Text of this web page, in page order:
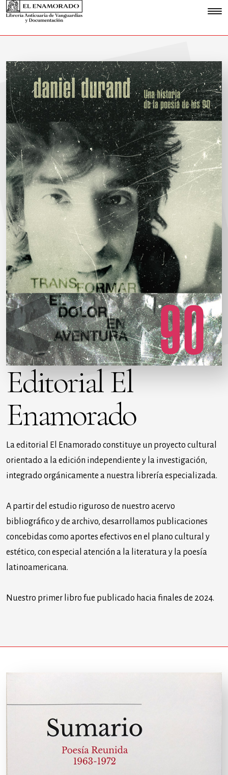
Editorial El
Enamorado
La editorial El Enamorado constituye un proyecto cultural
orientado a la edición independiente y la investigación,
integrado orgánicamente a nuestra librería especializada.
A partir del estudio riguroso de nuestro acervo
bibliográfico y de archivo, desarrollamos publicaciones
concebidas como aportes efectivos en el plano cultural y
estético, con especial atención a la literatura y la poesía
latinoamericana.
Nuestro primer libro fue publicado hacia finales de 2024.